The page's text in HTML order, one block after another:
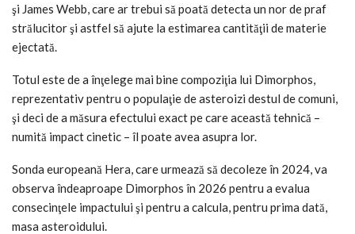
şi James Webb, care ar trebui să poată detecta un nor de praf
strălucitor şi astfel să ajute la estimarea cantităţii de materie
ejectată.
Totul este de a înţelege mai bine compoziţia lui Dimorphos,
reprezentativ pentru o populaţie de asteroizi destul de comuni,
şi deci de a măsura efectului exact pe care această tehnică –
numită impact cinetic – îl poate avea asupra lor.
Sonda europeană Hera, care urmează să decoleze în 2024, va
observa îndeaproape Dimorphos în 2026 pentru a evalua
consecinţele impactului şi pentru a calcula, pentru prima dată,
masa asteroidului.